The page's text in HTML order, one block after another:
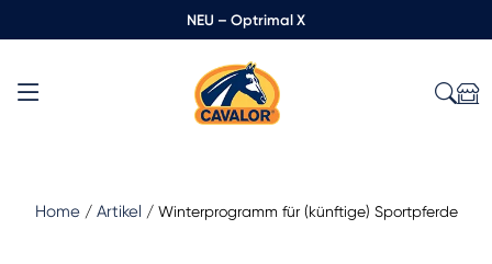
NEU – Optrimal X
Home/ Artikel / Winterprogramm für (künftige) Sportpferde